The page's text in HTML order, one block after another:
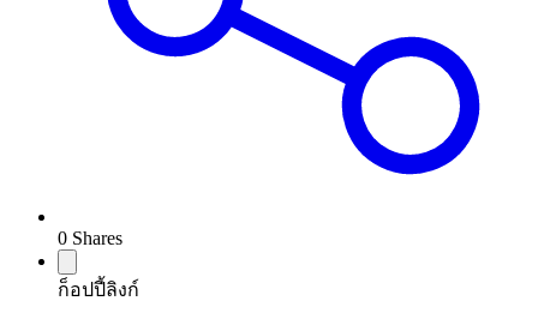
0 Shares
ก็อปปี้ลิงก์